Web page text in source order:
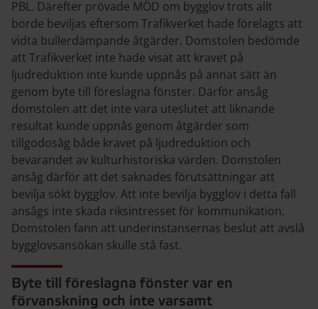
PBL. Därefter prövade MÖD om bygglov trots allt
borde beviljas eftersom Trafikverket hade förelagts att
vidta bullerdämpande åtgärder. Domstolen bedömde
att Trafikverket inte hade visat att kravet på
ljudreduktion inte kunde uppnås på annat sätt än
genom byte till föreslagna fönster. Därför ansåg
domstolen att det inte vara uteslutet att liknande
resultat kunde uppnås genom åtgärder som
tillgodosåg både kravet på ljudreduktion och
bevarandet av kulturhistoriska värden. Domstolen
ansåg därför att det saknades förutsättningar att
bevilja sökt bygglov. Att inte bevilja bygglov i detta fall
ansågs inte skada riksintresset för kommunikation.
Domstolen fann att underinstansernas beslut att avslå
bygglovsansökan skulle stå fast.
Byte till föreslagna fönster var en
förvanskning och inte varsamt